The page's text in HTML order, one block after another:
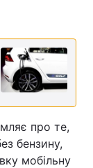
про те,
бензину,
мобільну